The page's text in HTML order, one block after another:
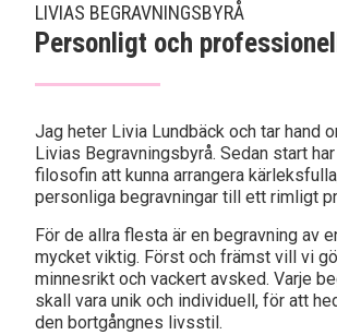
LIVIAS BEGRAVNINGSBYRÅ
Personligt och
Jag heter Livia Lundbäck och tar hand
Livias Begravningsbyrå. Sedan start
filosofin att kunna arrangera
personliga begravningar till ett rimligt
För de allra flesta är en begravning av
mycket viktig. Först och främst vill vi
minnesrikt och vackert avsked. Varje
skall vara unik och individuell, för att
den bortgångnes livsstil.